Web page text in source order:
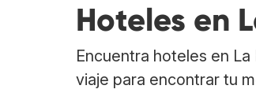
Hoteles en
Encuentra hoteles en
viaje para encontrar tu